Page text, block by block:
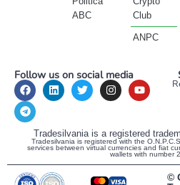
ABC
Club
ANPC
Follow us on social media
Tradesilvania is a registered
Tradesilvania is registered with the
services between virtual currencies and fiat
wallets with number
©